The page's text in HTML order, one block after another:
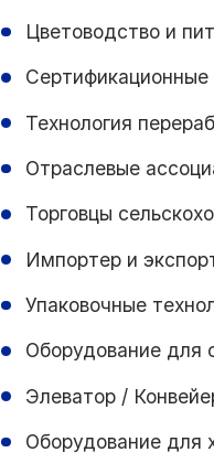
Цветоводство и
Сертификационные
Технология
Отраслевые
Торговцы
Импортер и
Упаковочные
Оборудование для
Элеватор /
Оборудование для